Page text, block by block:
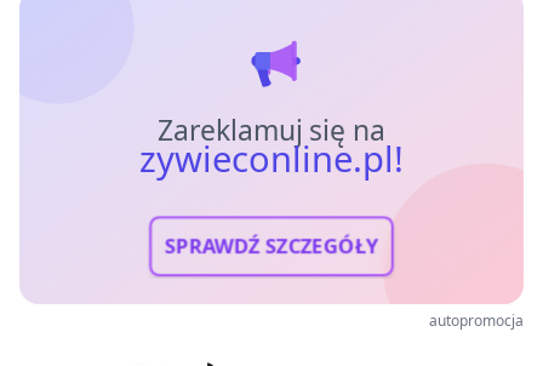
Zareklamuj się na
zywieconline.pl!
SPRAWDŹ SZCZEGÓŁY
autopromocja